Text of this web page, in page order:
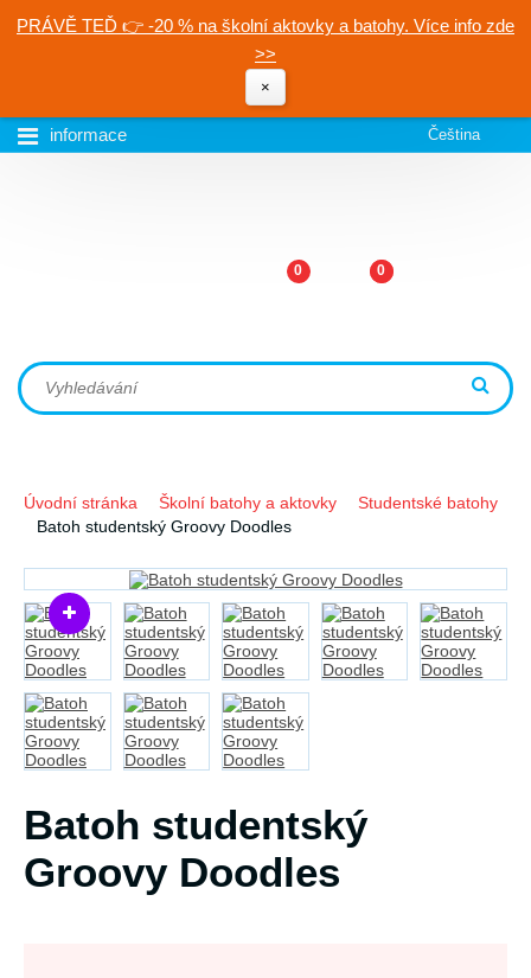
PRÁVĚ TEĎ 👉 -20 % na školní aktovky a batohy. Více info zde
>>
×
informace Čeština
0 0
Úvodní stránka Školní batohy a aktovky
Studentské batohy
Batoh studentský Groovy Doodles
Batoh studentský
Groovy Doodles